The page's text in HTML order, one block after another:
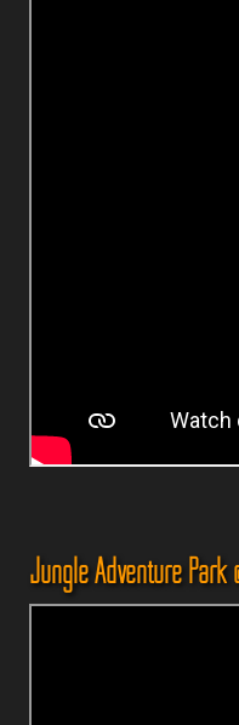
Jungle Adventure Park